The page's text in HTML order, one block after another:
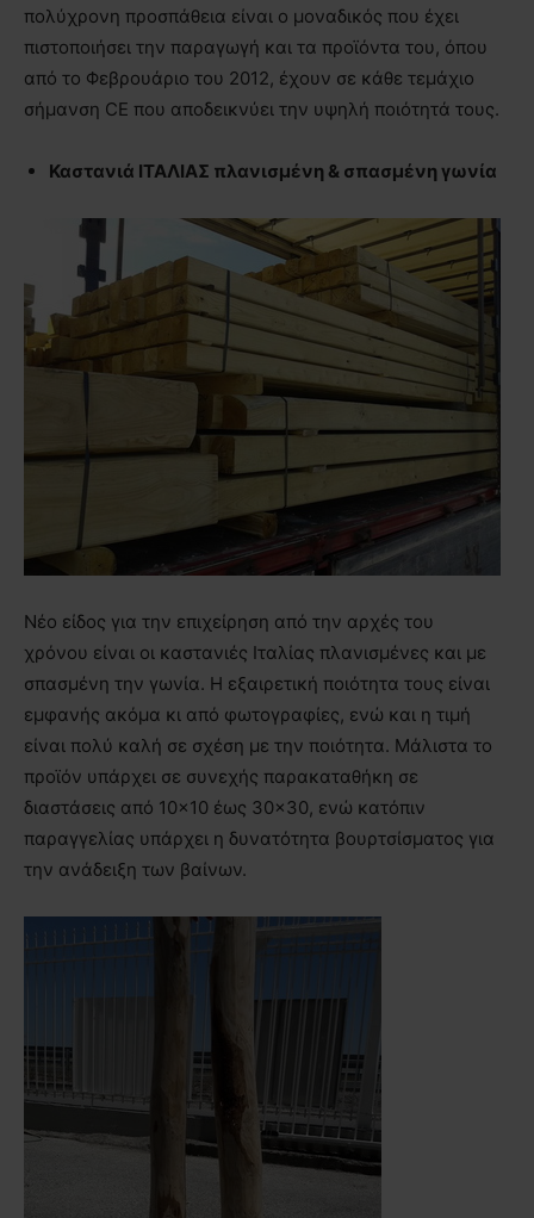
πολύχρονη προσπάθεια είναι ο μοναδικός που έχει
πιστοποιήσει την παραγωγή και τα προϊόντα του, όπου
από το Φεβρουάριο του 2012, έχουν σε κάθε τεμάχιο
σήμανση CE που αποδεικνύει την υψηλή ποιότητά τους.
Καστανιά ΙΤΑΛΙΑΣ πλανισμένη & σπασμένη γωνία
Νέο είδος για την επιχείρηση από την αρχές του
χρόνου είναι οι καστανιές Ιταλίας πλανισμένες και με
σπασμένη την γωνία. Η εξαιρετική ποιότητα τους είναι
εμφανής ακόμα κι από φωτογραφίες, ενώ και η τιμή
είναι πολύ καλή σε σχέση με την ποιότητα. Μάλιστα το
προϊόν υπάρχει σε συνεχής παρακαταθήκη σε
διαστάσεις από 10×10 έως 30×30, ενώ κατόπιν
παραγγελίας υπάρχει η δυνατότητα βουρτσίσματος για
την ανάδειξη των βαίνων.